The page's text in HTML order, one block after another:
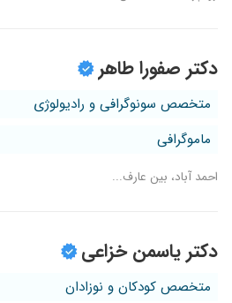
دکتر صفورا طاهر
متخصص سونوگرافی و رادیولوژی
ماموگرافی
احمد آباد، بین عارف...
دکتر یاسمن خزاعی
متخصص کودکان و نوزادان